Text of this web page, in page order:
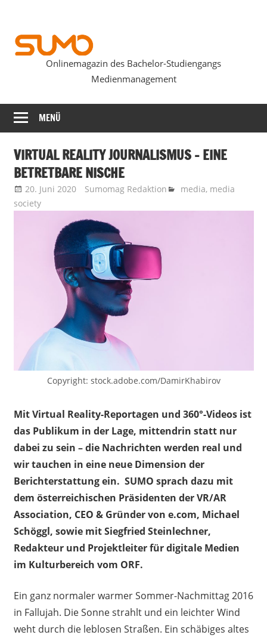
springen
SUMOmag
Onlinemagazin des Bachelor-Studiengangs
Medienmanagement
MENÜ
VIRTUAL REALITY JOURNALISMUS – EINE
BETRETBARE NISCHE
20. Juni 2020 Sumomag Redaktion media, media
society
Copyright: stock.adobe.com/DamirKhabirov
Mit Virtual Reality-Reportagen und 360°-Videos ist
das Publikum in der Lage, mittendrin statt nur
dabei zu sein – die Nachrichten werden real und
wir tauchen in eine neue Dimension der
Berichterstattung ein. SUMO sprach dazu mit
dem österreichischen Präsidenten der VR/AR
Association, CEO & Gründer von e.com, Michael
Schöggl, sowie mit Siegfried Steinlechner,
Redakteur und Projektleiter für digitale Medien
im Kulturbereich vom ORF.
Ein ganz normaler warmer Sommer-Nachmittag 2016
in Fallujah. Die Sonne strahlt und ein leichter Wind
weht durch die leblosen Straßen. Ein schäbiges altes